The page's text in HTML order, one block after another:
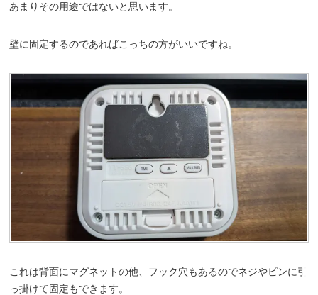
あまりその用途ではないと思います。
壁に固定するのであればこっちの方がいいですね。
これは背面にマグネットの他、フック穴もあるのでネジやピンに引
っ掛けて固定もできます。